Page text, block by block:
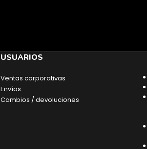
USUARIOS
Ventas corporativas
Envíos
Cambios / devoluciones